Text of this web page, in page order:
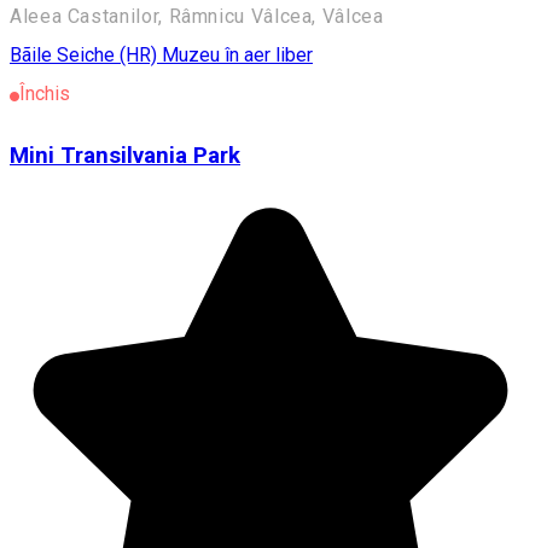
Aleea Castanilor, Râmnicu Vâlcea, Vâlcea
Bãile Seiche (HR) Muzeu în aer liber
Închis
Mini Transilvania Park